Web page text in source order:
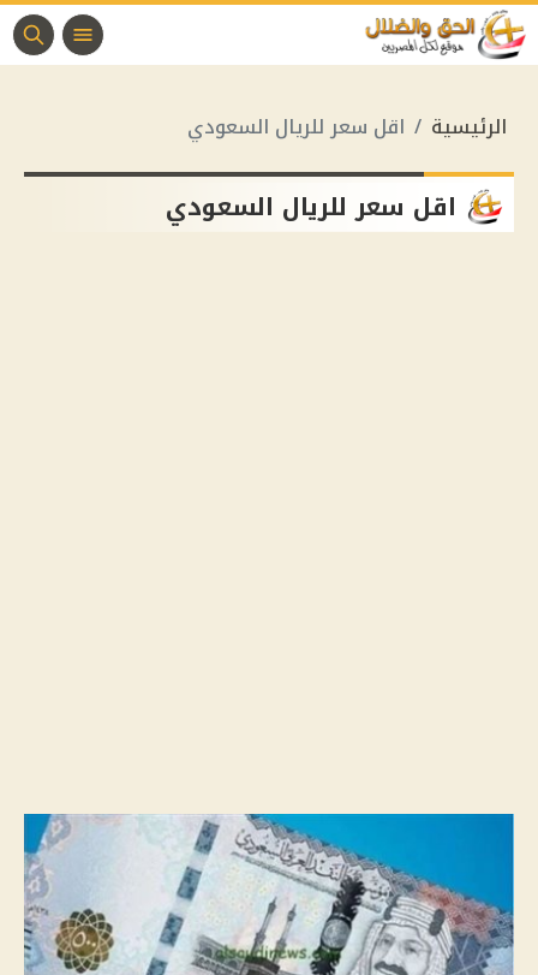
الرئيسية اقل سعر للريال السعودي
اقل سعر للريال السعودي